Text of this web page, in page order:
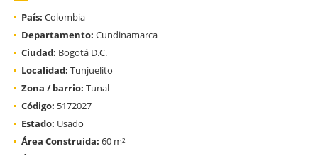
País: Colombia
Departamento: Cundinamarca
Ciudad: Bogotá D.C.
Localidad: Tunjuelito
Zona / barrio: Tunal
Código: 5172027
Estado: Usado
Área Construida: 60 m²